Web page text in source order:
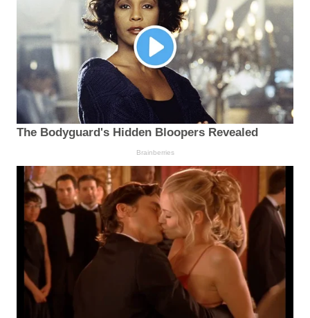
The Bodyguard's Hidden Bloopers Revealed
Brainberries